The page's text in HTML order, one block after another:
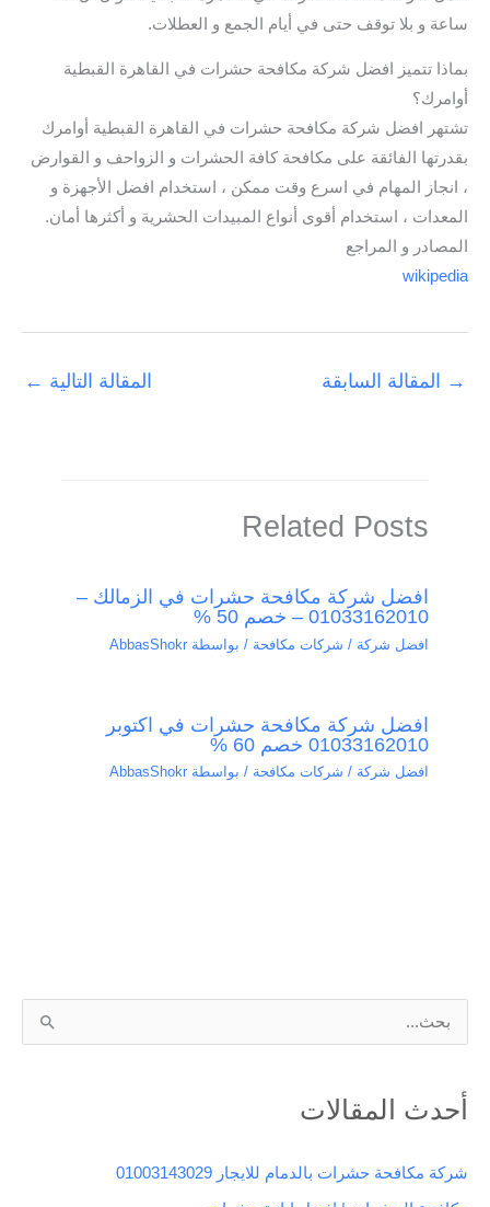
ساعة و بلا توقف حتى في أيام الجمع و العطلات.
بماذا تتميز افضل شركة مكافحة حشرات في القاهرة القبطية
أوامرك؟
تشتهر افضل شركة مكافحة حشرات في القاهرة القبطية أوامرك
بقدرتها الفائقة على مكافحة كافة الحشرات و الزواحف و القوارض
، انجاز المهام في اسرع وقت ممكن ، استخدام افضل الأجهزة و
المعدات ، استخدام أقوى أنواع المبيدات الحشرية و أكثرها أمان.
المصادر و المراجع
wikipedia
→ المقالة السابقة المقالة التالية ←
Related Posts
افضل شركة مكافحة حشرات في الزمالك –
01033162010 – خصم 50 %
افضل شركة / شركات مكافحة / بواسطة AbbasShokr
افضل شركة مكافحة حشرات في اكتوبر
01033162010 خصم 60 %
افضل شركة / شركات مكافحة / بواسطة AbbasShokr
ب
حأحدث المقالات
شركة مكافحة حشرات بالدمام للايجار 01003143029